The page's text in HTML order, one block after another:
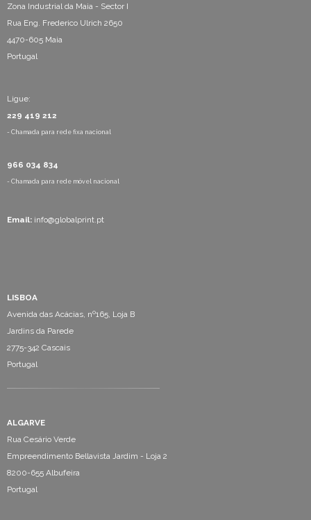
Zona Industrial da Maia - Sector I
Rua Eng. Frederico Ulrich 2650
4470-605 Maia
Portugal
Ligue:
229 419 212
- Chamada para rede fixa nacional
966 034 834
- Chamada para rede móvel nacional
Email: info@globalprint.pt
LISBOA
Avenida das Acácias, nº165, Loja B
Jardins da Parede
2775-342 Cascais
Portugal
ALGARVE
Rua Cesário Verde
Empreendimento Bellavista Jardim - Loja 2
8200-655 Albufeira
Portugal